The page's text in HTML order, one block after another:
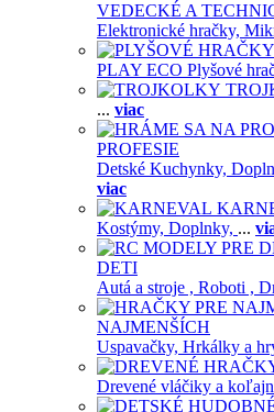
VEDECKÉ A
Elektronické hračky,
PLAY ECO Plyšové
... viac
PROFESIE
Detské Kuchynky,
viac
Kostýmy, Doplnky, ...
DETI
Autá a stroje , Roboti ,
NAJMENŠÍCH
Uspavačky, Hrkálky a
Drevené vláčiky a